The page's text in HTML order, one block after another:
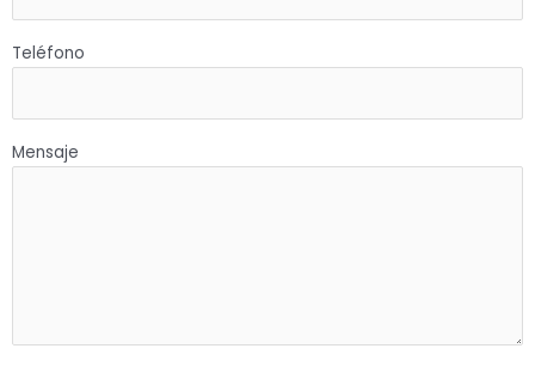
Teléfono
Mensaje